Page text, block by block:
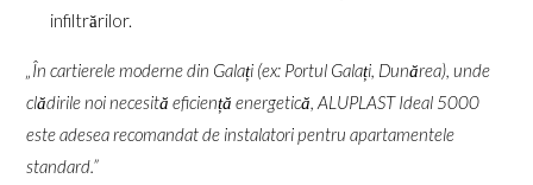
infiltrărilor.
„În cartierele moderne din Galați (ex: Portul Galați, Dunărea), unde
clădirile noi necesită eficiență energetică, ALUPLAST Ideal 5000
este adesea recomandat de instalatori pentru apartamentele
standard.”